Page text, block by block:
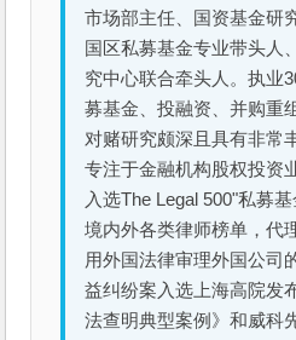
市场部主任、国资基金研
国区私募基金专业带头人
究中心联合牵头人。执业
募基金、投融资、并购重
对赌研究颇深且具有非常
专注于金融机构股权投资
入选The Legal 500"私募
境内外各类律师榜单，代
用外国法律审理外国公司
益纠纷案入选上海高院发
法查明典型案例》和威科